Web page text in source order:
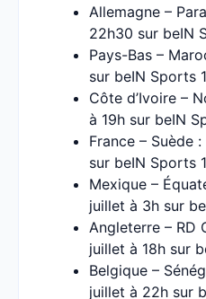
Allemagne –
22h30 sur beIN
Pays-Bas –
sur beIN Sports 1
Côte d’Ivoire –
à 19h sur beIN
France – Suède
sur beIN Sports
Mexique –
juillet à 3h sur
Angleterre – RD
juillet à 18h sur
Belgique –
juillet à 22h sur